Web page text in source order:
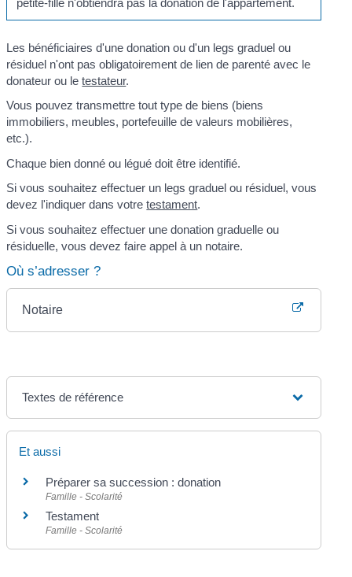
petite-fille n'obtiendra pas la donation de l'appartement.
Les bénéficiaires d'une donation ou d'un legs graduel ou
résiduel n'ont pas obligatoirement de lien de parenté avec le
donateur ou letestateur.
Vous pouvez transmettre tout type de biens (biens
immobiliers, meubles, portefeuille de valeurs mobilières,
etc.).
Chaque bien donné ou légué doit être identifié.
Si vous souhaitez effectuer un legs graduel ou résiduel, vous
devez l'indiquer dans votretestament.
Si vous souhaitez effectuer une donation graduelle ou
résiduelle, vous devez faire appel à un notaire.
Où s’adresser ?
Notaire
Textes de référence
Et aussi
Préparer sa succession : donation
Famille - Scolarité
Testament
Famille - Scolarité